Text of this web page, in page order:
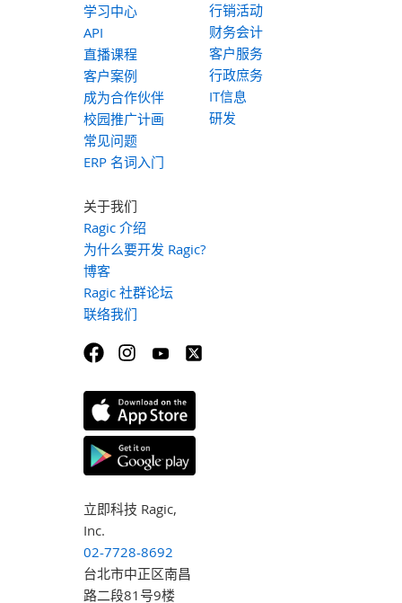
学习中心
API
直播课程
客户案例
成为合作伙伴
校园推广计画
常见问题
ERP 名词入门
行销活动
财务会计
客户服务
行政庶务
IT信息
研发
关于我们
Ragic 介绍
为什么要开发 Ragic?
博客
Ragic 社群论坛
联络我们
立即科技 Ragic,
Inc.
02-7728-8692
台北市中正区南昌
路二段81号9楼